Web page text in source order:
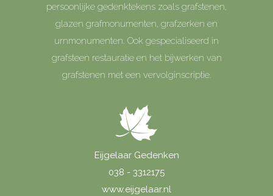
persoonlijke gedenktekens zoals grafstenen,
glazen grafmonumenten, grafzerken en
urnmonumenten. Ook gespecialiseerd in
grafsteen restauratie en het bijwerken van
grafstenen met een vervolginscriptie.
Eijgelaar Gedenken
038 - 3312175
www.eijgelaar.nl